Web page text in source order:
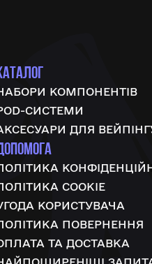
КОМПОНЕНТІВ
СИСТЕМИ
ДЛЯ
COOKIE
КОРИСТУВАЧА
ПОВЕРНЕННЯ
ТА ДОСТАВКА